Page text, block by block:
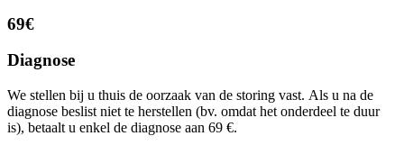
69€
Diagnose
We stellen bij u thuis de oorzaak van de storing vast. Als u na de
diagnose beslist niet te herstellen (bv. omdat het onderdeel te duur
is), betaalt u enkel de diagnose aan 69 €.